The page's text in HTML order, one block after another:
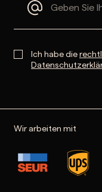
Ich habe die
Wir arbeiten mit